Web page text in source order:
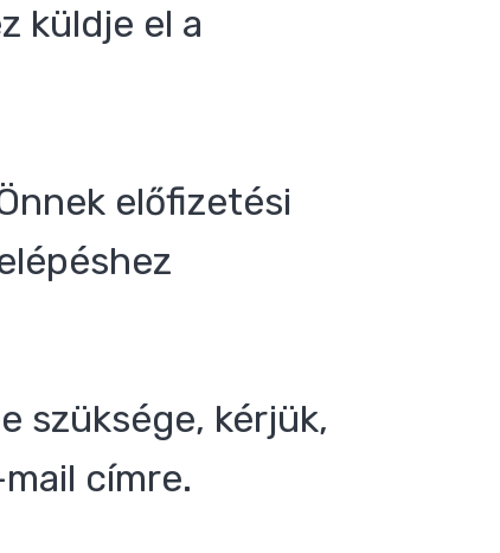
küldje el a
előfizetési
szüksége, kérjük,
címre.